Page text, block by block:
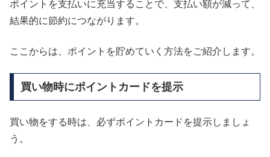
ポイントを支払いに充当することで、支払い額が減って、
結果的に節約につながります。
ここからは、ポイントを貯めていく方法をご紹介します。
買い物時にポイントカードを提示
買い物をする時は、必ずポイントカードを提示しましょ
う。